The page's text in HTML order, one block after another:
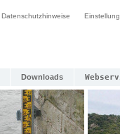
Datenschutzhinweise
Downloads